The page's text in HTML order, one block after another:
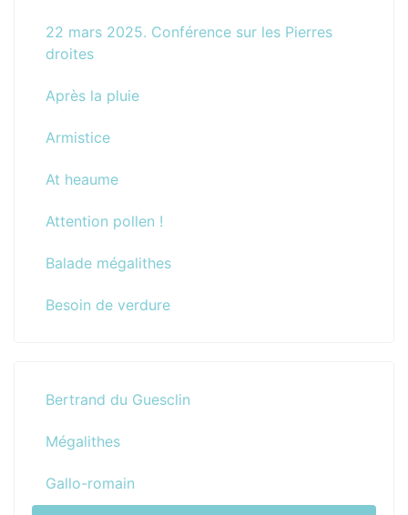
22 mars 2025. Conférence sur les Pierres
droites
Après la pluie
Armistice
At heaume
Attention pollen !
Balade mégalithes
Besoin de verdure
Bertrand du Guesclin
Mégalithes
Gallo-romain